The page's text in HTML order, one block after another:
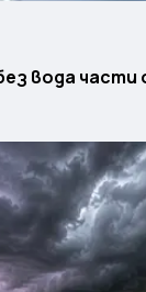
вода части